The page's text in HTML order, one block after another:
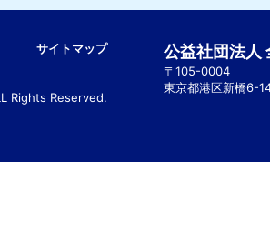
サイトマップ
Rights Reserved.
公益社団法人
〒105-0004
東京都港区新橋6-